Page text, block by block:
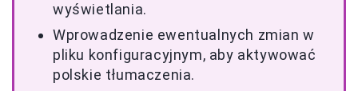
wyświetlania.
Wprowadzenie ewentualnych zmian w
pliku konfiguracyjnym, aby aktywować
polskie tłumaczenia.